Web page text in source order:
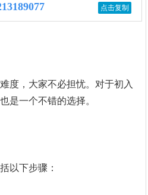
度，大家不必担忧。对于初入
是一个不错的选择。
以下步骤：